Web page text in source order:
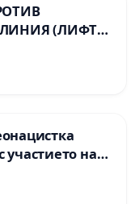
(ЛИФТ)
на